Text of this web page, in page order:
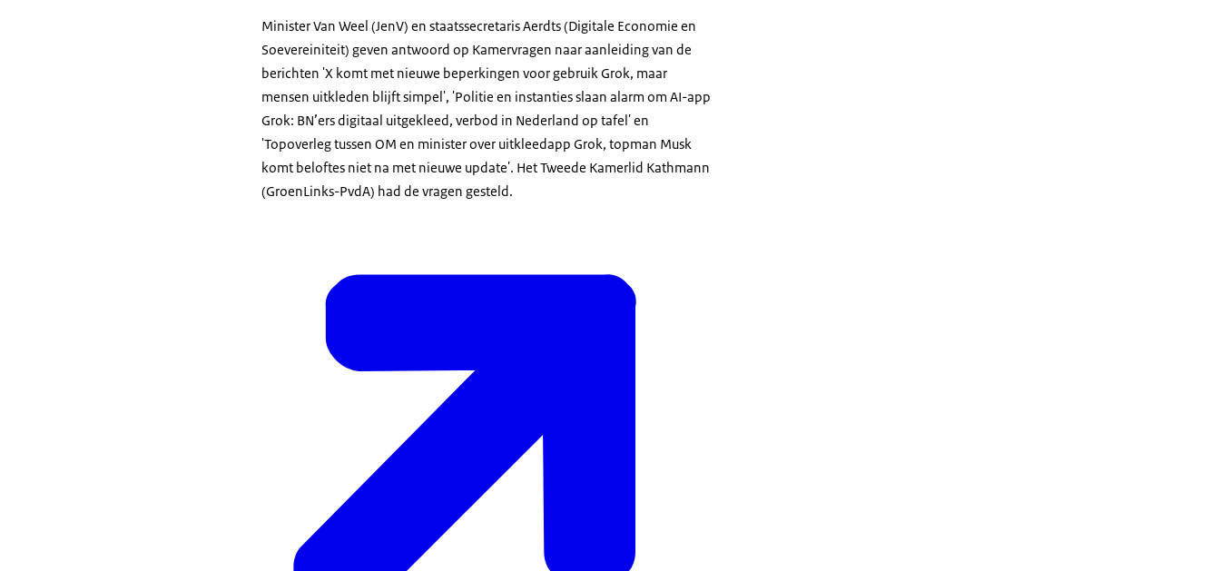
Minister Van Weel (JenV) en staatssecretaris Aerdts (Digitale Economie en
Soevereiniteit) geven antwoord op Kamervragen naar aanleiding van de
berichten 'X komt met nieuwe beperkingen voor gebruik Grok, maar
mensen uitkleden blijft simpel', 'Politie en instanties slaan alarm om AI-app
Grok: BN’ers digitaal uitgekleed, verbod in Nederland op tafel' en
'Topoverleg tussen OM en minister over uitkleedapp Grok, topman Musk
komt beloftes niet na met nieuwe update'. Het Tweede Kamerlid Kathmann
(GroenLinks-PvdA) had de vragen gesteld.